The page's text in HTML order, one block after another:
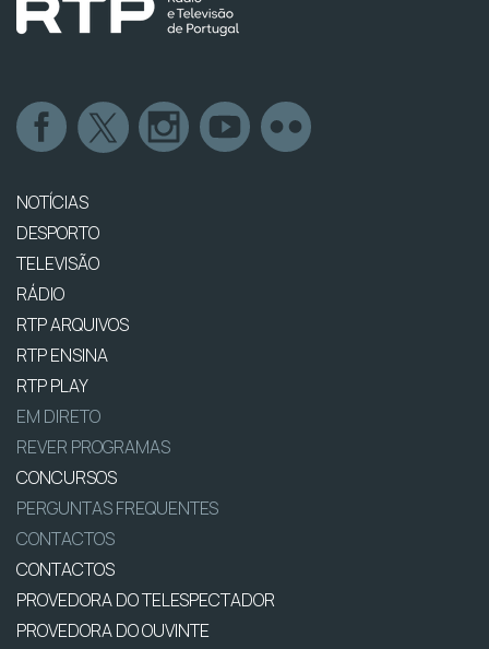
NOTÍCIAS
DESPORTO
TELEVISÃO
RÁDIO
RTP ARQUIVOS
RTP ENSINA
RTP PLAY
EM DIRETO
REVER PROGRAMAS
CONCURSOS
PERGUNTAS FREQUENTES
CONTACTOS
CONTACTOS
PROVEDORA DO TELESPECTADOR
PROVEDORA DO OUVINTE